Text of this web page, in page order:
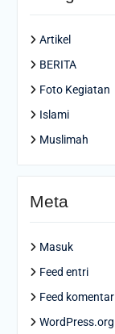
Artikel
BERITA
Foto Kegiatan
Islami
Muslimah
Meta
Masuk
Feed entri
Feed komentar
WordPress.org